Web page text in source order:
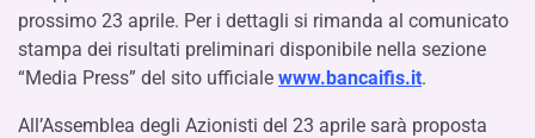
prossimo 23 aprile. Per i dettagli si rimanda al comunicato
stampa dei risultati preliminari disponibile nella sezione
“Media Press” del sito ufficiale www.bancaifis.it.
All’Assemblea degli Azionisti del 23 aprile sarà proposta